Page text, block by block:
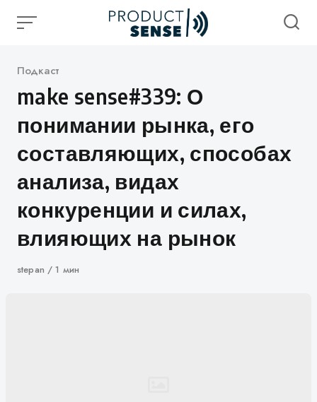
Категория
Подкаст
make sense#339: О
понимании рынка, его
составляющих, способах
анализа, видах
конкуренции и силах,
влияющих на рынок
Автор
stepan 1 мин